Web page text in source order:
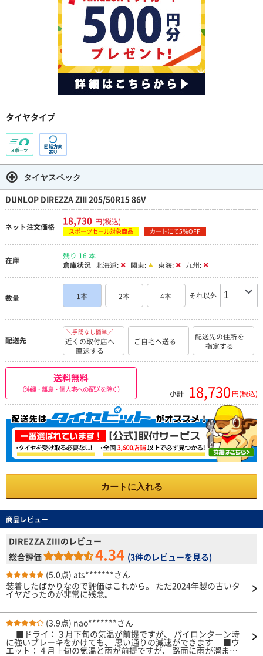
タイヤタイプ
タイヤスペック
DUNLOP DIREZZA ZIII 205/50R15 86V
ネット注文価格 18,730 円(税込)
スポーツセール対象商品 カートにて5％OFF
在庫
残り 16 本
倉庫状況 北海道: 関東: 東海: 九州:
数量 1本 2本 4本 それ以外
配送先
＼手間なし簡単／
近くの取付店へ
直送する
ご自宅へ送る
配送先の住所を
指定する
送料無料
（沖縄・離島・個人宅への配送を除く） 小計 18,730 円(税込)
カートに入れる
商品レビュー
DIREZZA ZIIIのレビュー
総合評価
4.34 (3件のレビューを見る)
(5.0点) ats*******さん
装着したばかりなので評価はこれから。 ただ2024年製の古いタ
イヤだったのが非常に残念。
(3.9点) nao*******さん
■ドライ：３月下旬の気温が前提ですが、 パイロンターン時
に強いブレーキをかけても、 思い通りの減速ができます ■ウ
エット：４月上旬の気温と雨が前提ですが、 路面に雨が溜まる